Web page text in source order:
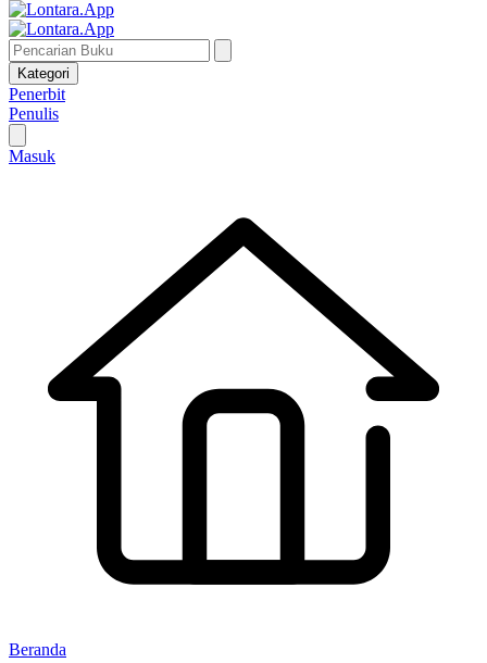
Kategori
Penerbit
Penulis
Masuk
Beranda